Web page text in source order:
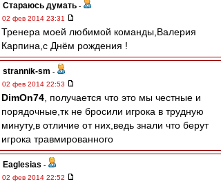
Стараюсь думать -
02 фев 2014 23:31
Тренера моей любимой команды,Валерия
Карпина,с Днём рождения !
strannik-sm -
02 фев 2014 22:53
DimOn74 , получается что это мы честные и
порядочные,тк не бросили игрока в трудную
минуту,в отличие от них,ведь знали что берут
игрока травмированного
Eaglesias -
02 фев 2014 22:52